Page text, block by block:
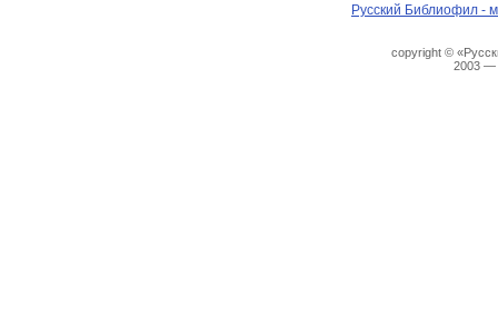
Русский Библиофил -
copyright ©
2003 —